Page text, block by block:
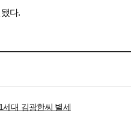
다.
세대 김광한씨 별세